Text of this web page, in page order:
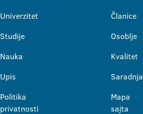
Univerzitet
Studije
Nauka
Upis
Politika
privatnosti
Članice
Osoblje
Kvalitet
Saradnja
Mapa
sajta